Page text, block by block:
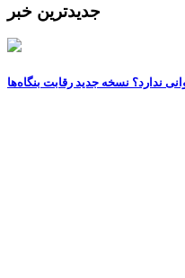
جدیدترین خبر
ندارد؟ نسخه جدید رقابت‌ بنگاه‌ها